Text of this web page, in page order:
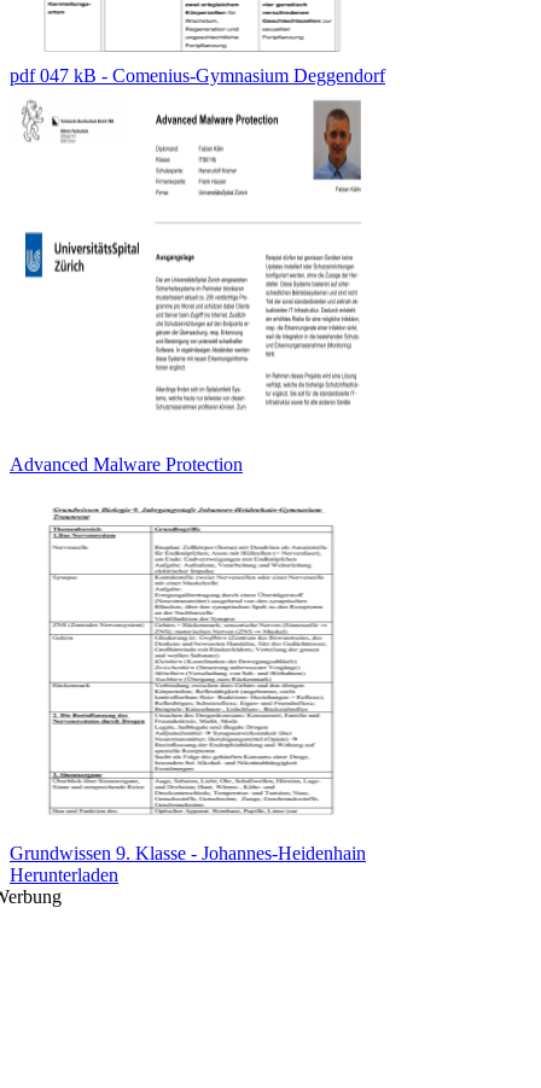
pdf 047 kB - Comenius-Gymnasium Deggendorf
Advanced Malware Protection
Grundwissen 9. Klasse - Johannes-Heidenhain
Herunterladen